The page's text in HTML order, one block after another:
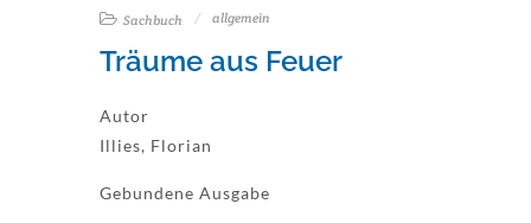
Sachbuch
allgemein
Träume aus Feuer
Autor
Illies, Florian
Gebundene Ausgabe